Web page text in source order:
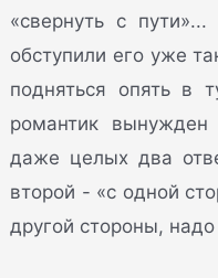
«свернуть с
обступили его уже
подняться опять в
романтик
даже целых два
второй - «с одной
другой стороны,